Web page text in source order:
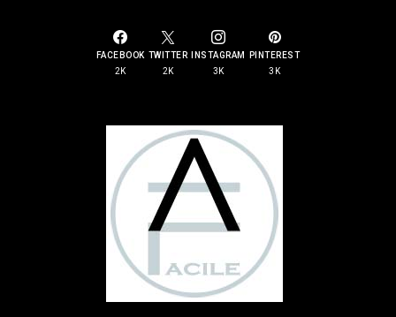
FACEBOOK
2K
TWITTER
2K
INSTAGRAM
3K
PINTEREST
3K